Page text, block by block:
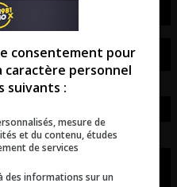
consentement pour
caractère personnel
suivants :
mesure de
et du contenu, études
de services
des informations sur un